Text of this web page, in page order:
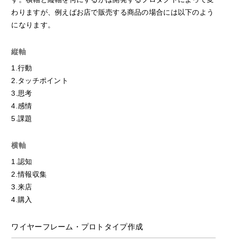
わりますが、例えばお店で販売する商品の場合には以下のよう
になります。
縦軸
1.行動
2.タッチポイント
3.思考
4.感情
5.課題
横軸
1.認知
2.情報収集
3.来店
4.購入
ワイヤーフレーム・プロトタイプ作成